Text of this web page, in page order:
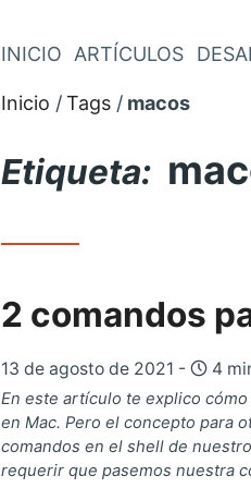
Saltar
al
INICIO ARTÍCULOS
Inicio Tags macos
Etiqueta:
2 comandos
13 de agosto de 2021 - 4
En este artículo te explico
en Mac. Pero el concepto para
comandos en el shell de
requerir que pasemos nuestra